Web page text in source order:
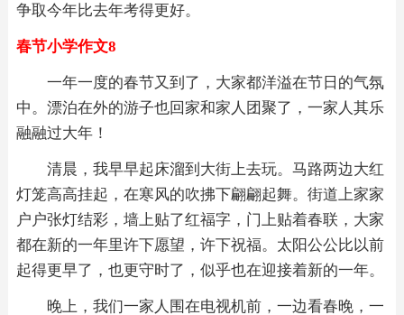
争取今年比去年考得更好。
春节小学作文8
一年一度的春节又到了，大家都洋溢在节日的气氛
中。漂泊在外的游子也回家和家人团聚了，一家人其乐
融融过大年！
清晨，我早早起床溜到大街上去玩。马路两边大红
灯笼高高挂起，在寒风的吹拂下翩翩起舞。街道上家家
户户张灯结彩，墙上贴了红福字，门上贴着春联，大家
都在新的一年里许下愿望，许下祝福。太阳公公比以前
起得更早了，也更守时了，似乎也在迎接着新的一年。
晚上，我们一家人围在电视机前，一边看春晚，一